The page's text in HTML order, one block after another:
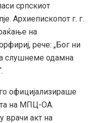
српскиот
Архиепископот г. г.
на
рече: „Бог ни
слушнеме одамна
официјализираше
на МПЦ-ОА.
врачи акт на